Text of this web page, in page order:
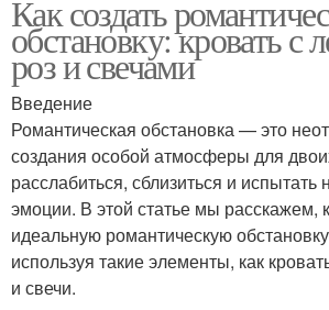
Как создать
обстановку: кровать с
роз и свечами
Введение
Романтическая обстановка — это
создания особой атмосферы для
расслабиться, сблизиться и
эмоции. В этой статье мы расскажем,
идеальную романтическую
используя такие элементы, как
и свечи.